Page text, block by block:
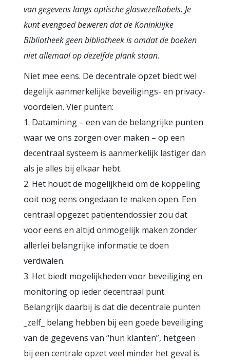
van gegevens langs optische glasvezelkabels. Je
kunt evengoed beweren dat de Koninklijke
Bibliotheek geen bibliotheek is omdat de boeken
niet allemaal op dezelfde plank staan.
Niet mee eens. De decentrale opzet biedt wel
degelijk aanmerkelijke beveiligings- en privacy-
voordelen. Vier punten:
1. Datamining – een van de belangrijke punten
waar we ons zorgen over maken – op een
decentraal systeem is aanmerkelijk lastiger dan
als je alles bij elkaar hebt.
2. Het houdt de mogelijkheid om de koppeling
ooit nog eens ongedaan te maken open. Een
centraal opgezet patientendossier zou dat
voor eens en altijd onmogelijk maken zonder
allerlei belangrijke informatie te doen
verdwalen.
3. Het biedt mogelijkheden voor beveiliging en
monitoring op ieder decentraal punt.
Belangrijk daarbij is dat die decentrale punten
_zelf_ belang hebben bij een goede beveiliging
van de gegevens van “hun klanten”, hetgeen
bij een centrale opzet veel minder het geval is.